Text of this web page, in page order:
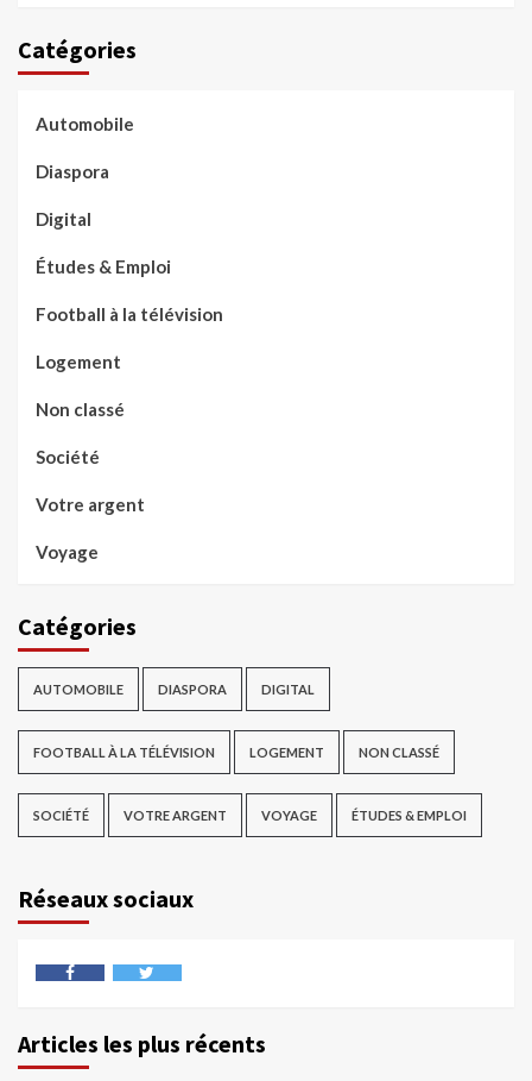
Catégories
Automobile
Diaspora
Digital
Études & Emploi
Football à la télévision
Logement
Non classé
Société
Votre argent
Voyage
Catégories
AUTOMOBILE DIASPORA DIGITAL
FOOTBALL À LA TÉLÉVISION LOGEMENT NON CLASSÉ
SOCIÉTÉ VOTRE ARGENT VOYAGE ÉTUDES & EMPLOI
Réseaux sociaux
Articles les plus récents